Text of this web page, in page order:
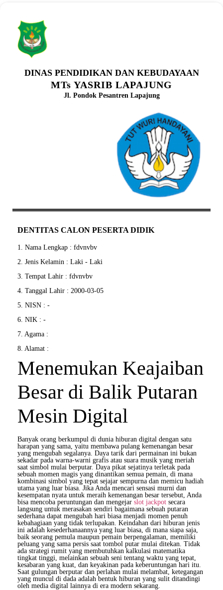
DINAS PENDIDIKAN DAN KEBUDAYAAN
MTs YASRIB LAPAJUNG
Jl. Pondok Pesantren Lapajung
DENTITAS CALON PESERTA DIDIK
1. Nama Lengkap : fdvnvbv
2. Jenis Kelamin : Laki - Laki
3. Tempat Lahir : fdvnvbv
4. Tanggal Lahir : 2000-03-05
5. NISN : -
6. NIK : -
7. Agama :
8. Alamat :
Menemukan Keajaiban
Besar di Balik Putaran
Mesin Digital
Banyak orang berkumpul di dunia hiburan digital dengan satu
harapan yang sama, yaitu membawa pulang kemenangan besar
yang mengubah segalanya. Daya tarik dari permainan ini bukan
sekadar pada warna-warni grafis atau suara musik yang meriah
saat simbol mulai berputar. Daya pikat sejatinya terletak pada
sebuah momen magis yang dinantikan semua pemain, di mana
kombinasi simbol yang tepat sejajar sempurna dan memicu hadiah
utama yang luar biasa. Jika Anda mencari sensasi murni dan
kesempatan nyata untuk meraih kemenangan besar tersebut, Anda
bisa mencoba peruntungan dan mengejar slot jackpot secara
langsung untuk merasakan sendiri bagaimana sebuah putaran
sederhana dapat mengubah hari biasa menjadi momen penuh
kebahagiaan yang tidak terlupakan. Keindahan dari hiburan jenis
ini adalah kesederhanaannya yang luar biasa, di mana siapa saja,
baik seorang pemula maupun pemain berpengalaman, memiliki
peluang yang sama persis saat tombol putar mulai ditekan. Tidak
ada strategi rumit yang membutuhkan kalkulasi matematika
tingkat tinggi, melainkan sebuah seni tentang waktu yang tepat,
kesabaran yang kuat, dan keyakinan pada keberuntungan hari itu.
Saat gulungan berputar dan perlahan mulai melambat, ketegangan
yang muncul di dada adalah bentuk hiburan yang sulit ditandingi
oleh media digital lainnya di era modern sekarang.